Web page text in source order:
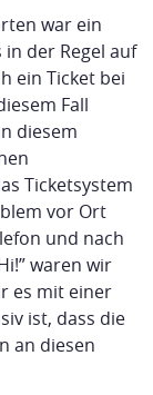
war ein
der Regel auf
ein Ticket bei
Fall
diesem
Ticketsystem
vor Ort
und nach
waren wir
es mit einer
ist, dass die
an diesen